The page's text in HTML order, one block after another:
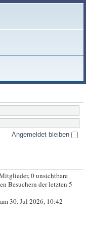
Angemeldet bleiben
0 unsichtbare
Besuchern der letzten 5
30. Jul 2026, 10:42